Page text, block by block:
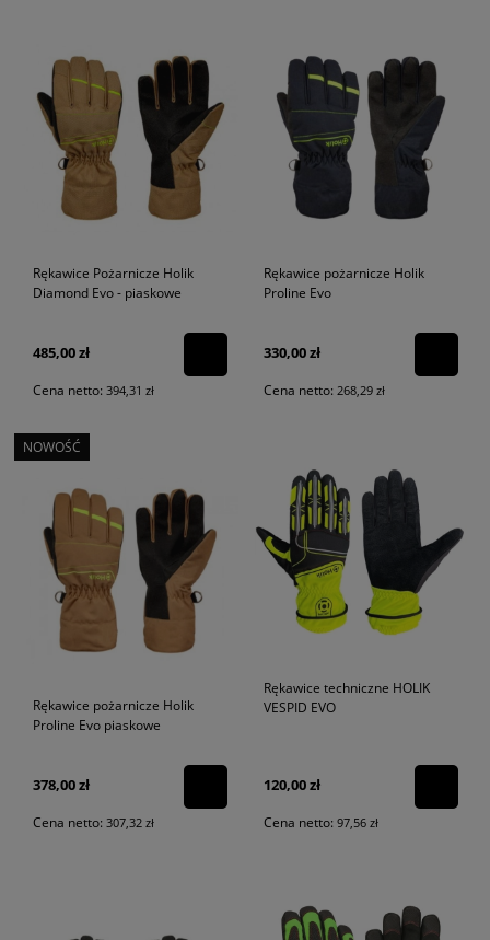
Rękawice Pożarnicze Holik
Diamond Evo - piaskowe
485,00 zł
Cena netto: 394,31 zł
Rękawice pożarnicze Holik
Proline Evo
330,00 zł
Cena netto: 268,29 zł
Rękawice pożarnicze Holik
Proline Evo piaskowe
378,00 zł
Cena netto: 307,32 zł
NOWOŚĆ
Rękawice techniczne HOLIK
VESPID EVO
120,00 zł
Cena netto: 97,56 zł